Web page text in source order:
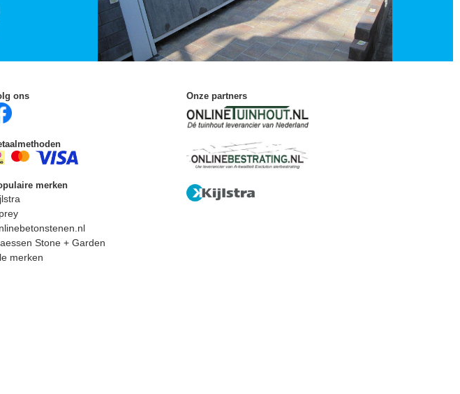
ons
merken
Stone + Garden
merken
Onze partners